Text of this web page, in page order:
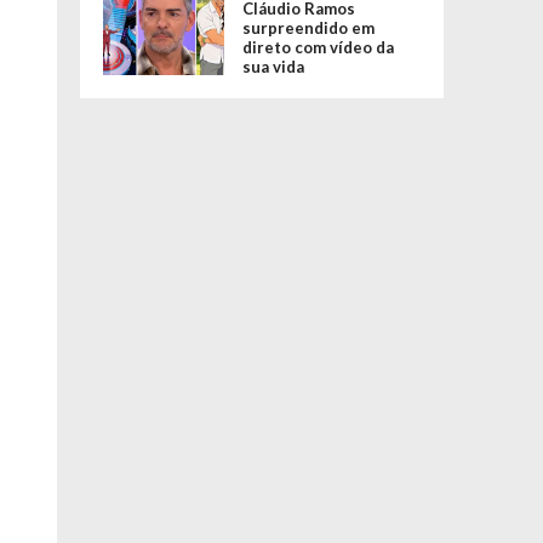
Cláudio Ramos
surpreendido em
direto com vídeo da
sua vida